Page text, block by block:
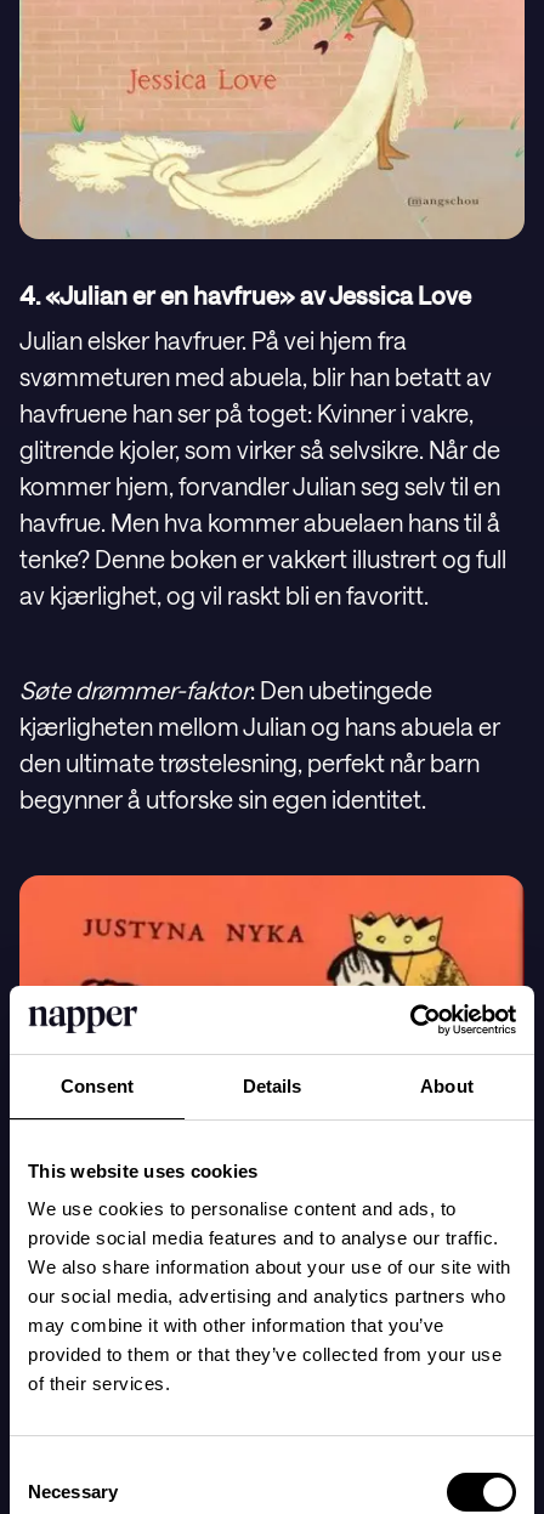
Consent Details About
This website uses cookies
We use cookies to personalise content and ads, to
provide social media features and to analyse our traffic.
We also share information about your use of our site with
our social media, advertising and analytics partners who
may combine it with other information that you’ve
provided to them or that they’ve collected from your use
of their services.
Selection
Necessary
4. «Julian er en havfrue» av Jessica Love
Julian elsker havfruer. På vei hjem fra
svømmeturen med abuela, blir han betatt av
havfruene han ser på toget: Kvinner i vakre,
glitrende kjoler, som virker så selvsikre. Når de
kommer hjem, forvandler Julian seg selv til en
havfrue. Men hva kommer abuelaen hans til å
tenke? Denne boken er vakkert illustrert og full
av kjærlighet, og vil raskt bli en favoritt.
Søte drømmer-faktor: Den ubetingede
kjærligheten mellom Julian og hans abuela er
den ultimate trøstelesning, perfekt når barn
begynner å utforske sin egen identitet.